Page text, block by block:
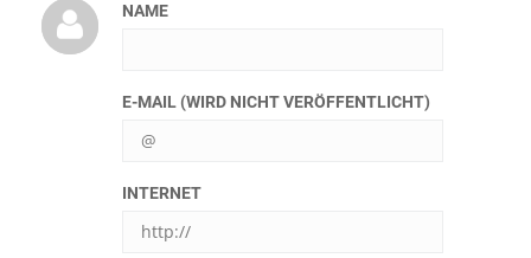
NAME
E-MAIL (WIRD NICHT VERÖFFENTLICHT)
INTERNET